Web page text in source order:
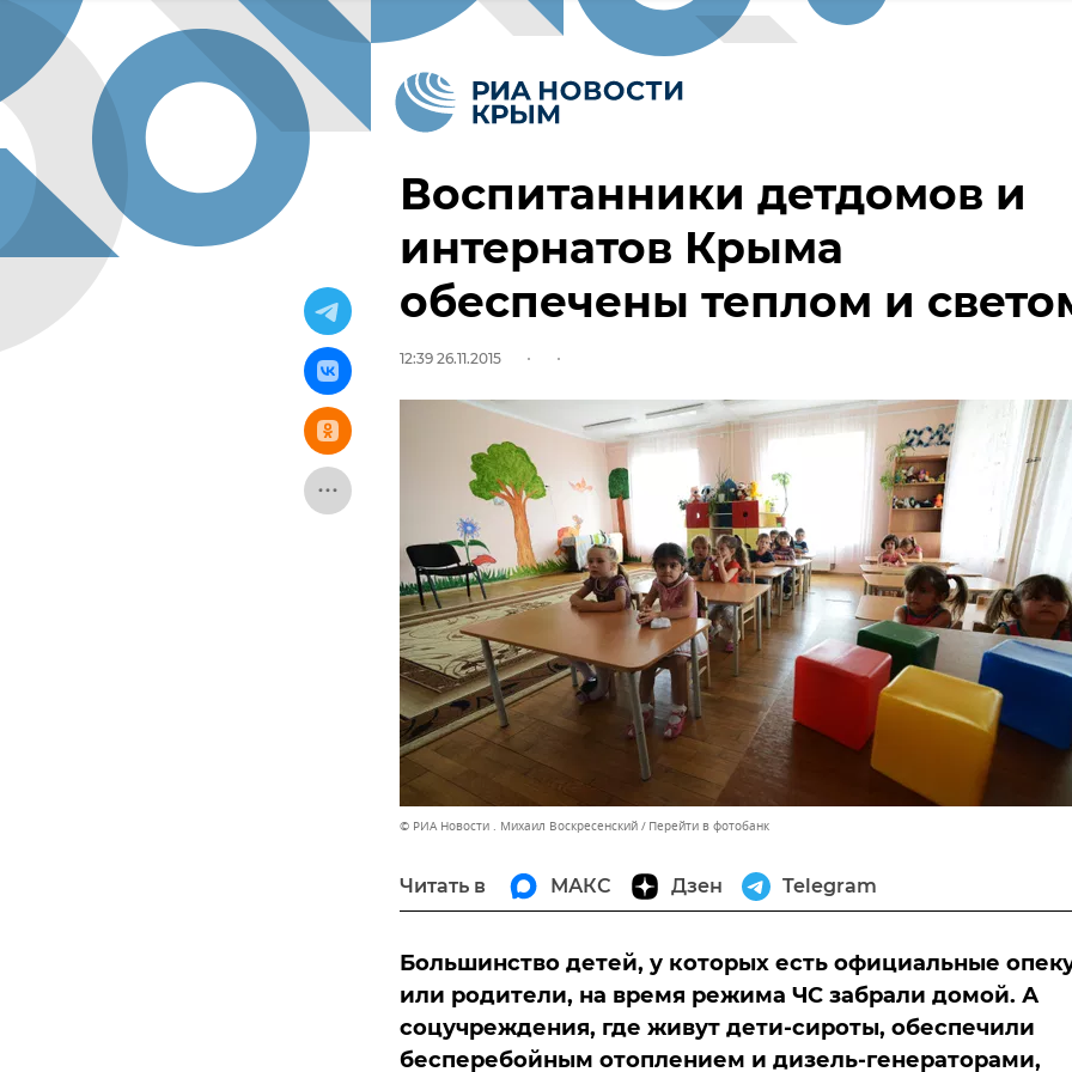
Воспитанники детдомов и
интернатов Крыма
обеспечены теплом и
12:39 26.11.2015
© РИА Новости . Михаил Воскресенский Перейти в фотобанк
Читать в МАКС Дзен Telegram
Большинство детей, у которых есть официальные
или родители, на время режима ЧС забрали домой. А
соцучреждения, где живут дети-сироты, обеспечили
бесперебойным отоплением и дизель-генераторами,